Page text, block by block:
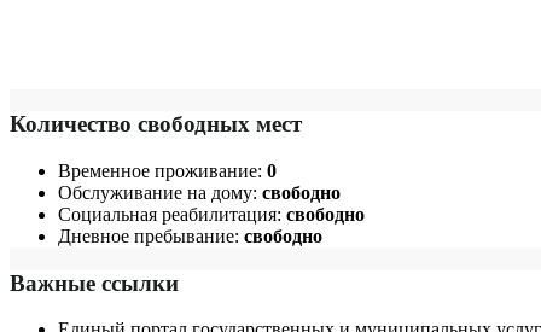
Количество свободных мест
Временное проживание: 0
Обслуживание на дому: свободно
Социальная реабилитация: свободно
Дневное пребывание: свободно
Важные ссылки